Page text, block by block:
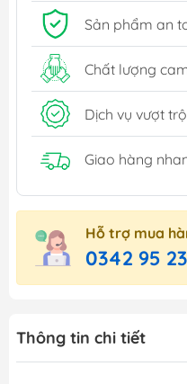
Sản phẩm an
Chất lượng
Dịch vụ vượt
Giao hàng
Hỗ trợ mua
0342 95
Thông tin chi tiết